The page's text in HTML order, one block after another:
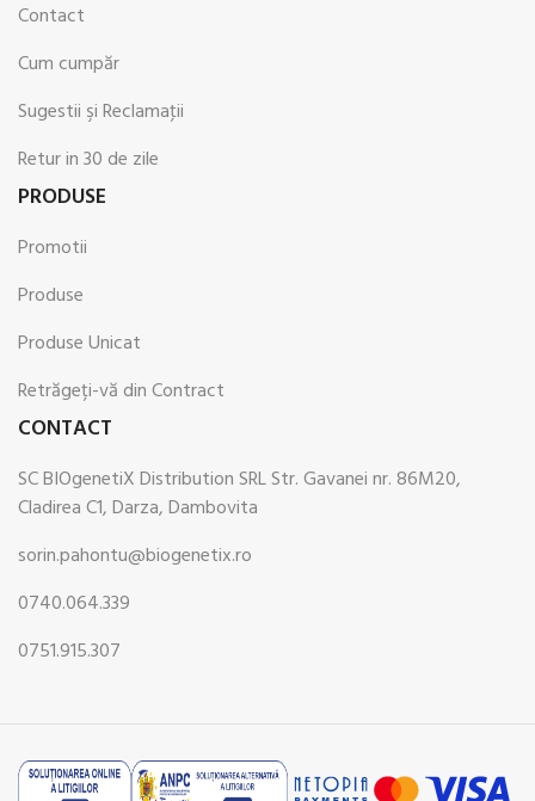
Contact
Cum cumpăr
Sugestii şi Reclamaţii
Retur in 30 de zile
PRODUSE
Promotii
Produse
Produse Unicat
Retrăgeți-vă din Contract
CONTACT
SC BIOgenetiX Distribution SRL Str. Gavanei nr. 86M20,
Cladirea C1, Darza, Dambovita
sorin.pahontu@biogenetix.ro
0740.064.339
0751.915.307